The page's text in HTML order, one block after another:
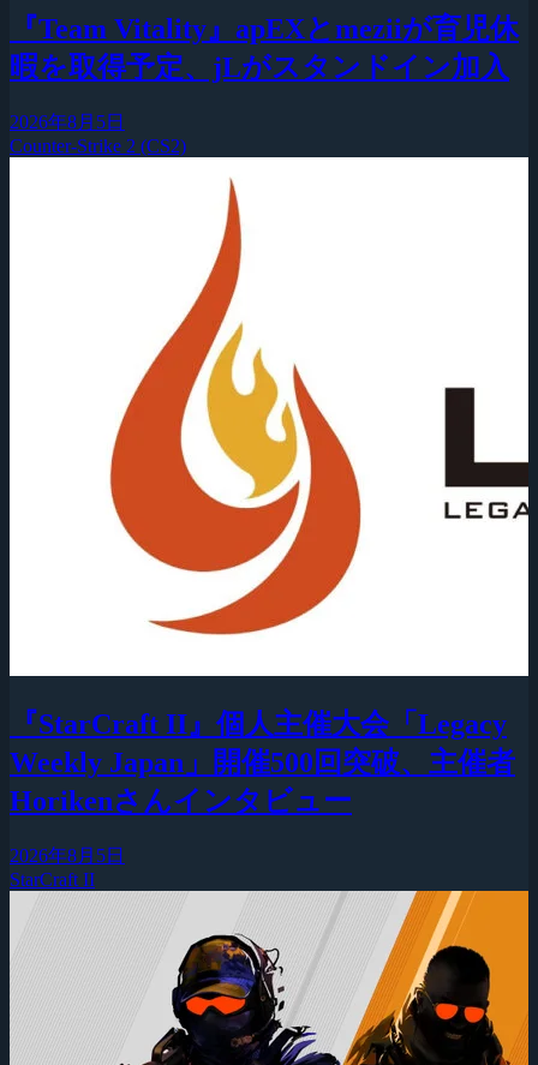
『Team Vitality』apEXとmeziiが育児休
暇を取得予定、jLがスタンドイン加入
2026年8月5日
Counter-Strike 2 (CS2)
『StarCraft II』個人主催大会「Legacy
Weekly Japan」開催500回突破、主催者
Horikenさんインタビュー
2026年8月5日
StarCraft II